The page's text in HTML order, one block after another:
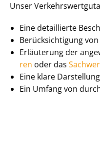
Unser
Eine detaillierte
Be­rück­sich­ti­gung von
Erläuterung der
ren oder das
Eine klare
Ein Umfang von